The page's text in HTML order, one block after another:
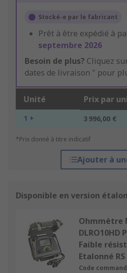
Stocké-e par le fabricant
Prêt à être expédié à
septembre 2026
Besoin de plus? Cliquez
dates de livraison " pour
Unité Prix par
1 + 3 996,00 €
*Prix donné à titre indicatif
Ajouter à
Disponible en version
Ohmmètre
Faible
Etalonné RS
Code